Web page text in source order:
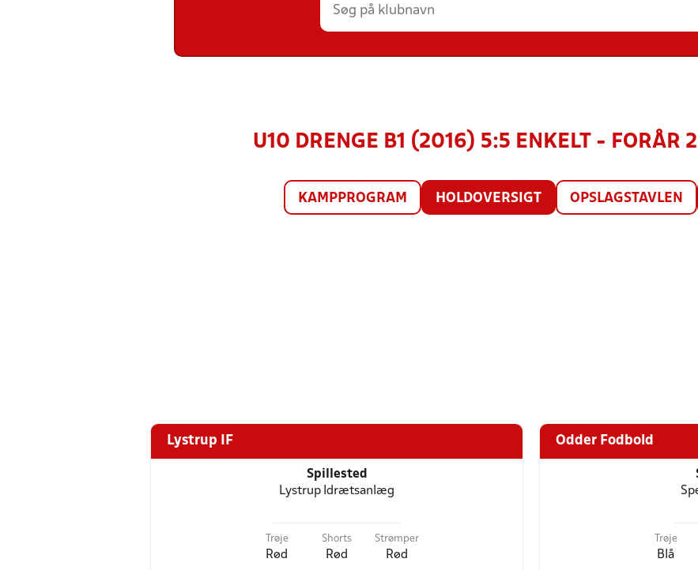
U10 DRENGE B1 (2016) 5:5 ENKELT - FORÅR
KAMPPROGRAM HOLDOVERSIGT OPSLAGSTAVLEN
Lystrup IF
Spillested
Lystrup Idrætsanlæg
Trøje
Rød
Shorts
Rød
Strømper
Rød
Odder Fodbold
Trøje
Blå